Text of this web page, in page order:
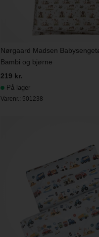
Nørgaard Madsen
Bambi og bjørne
219 kr.
På lager
Varenr.: 501238